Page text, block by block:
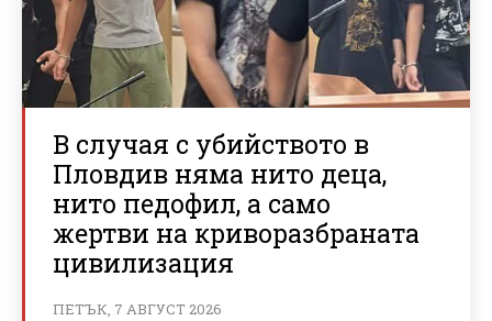
В случая с убийството в
Пловдив няма нито деца,
нито педофил, а само
жертви на криворазбраната
цивилизация
ПЕТЪК, 7 АВГУСТ 2026